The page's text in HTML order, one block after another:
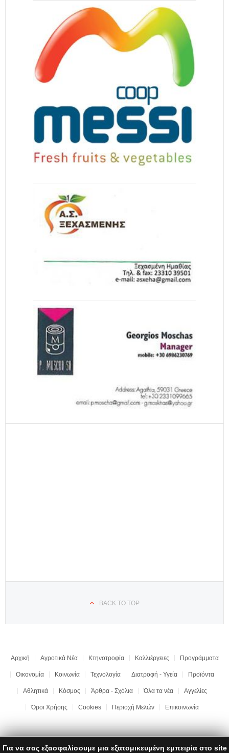
BACK TO TOP
Αρχική Αγροτικά Νέα Κτηνοτροφία Καλλιέργειες Προγράμματα
Οικονομία Κοινωνία Τεχνολογία Διατροφή - Υγεία Προϊόντα
Αθλητικά Κόσμος Άρθρα - Σχόλια Όλα τα νέα Αγγελίες
Όροι Χρήσης Cookies Περιοχή Μελών Επικοινωνία
Copyright © 2017 "Ημαθιώτικη Γη" | All rights reserved | Development by
Για να σας εξασφαλίσουμε μια εξατομικευμένη εμπειρία στο site